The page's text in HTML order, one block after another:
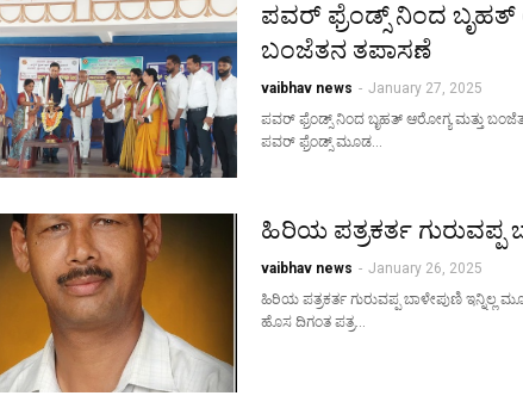
ಪವರ್ ಫ್ರೆಂಡ್ಸ್ ನಿಂದ ಬೃಹತ್
ಬಂಜೆತನ ತಪಾಸಣೆ
vaibhav news - January 27, 2025
ಪವರ್ ಫ್ರೆಂಡ್ಸ್ ನಿಂದ ಬೃಹತ್ ಆರೋಗ್ಯ ಮತ್ತು
ಪವರ್ ಫ್ರೆಂಡ್ಸ್‌ ಮೂಡ…
ಹಿರಿಯ ಪತ್ರಕರ್ತ ಗುರುವಪ್ಪ
vaibhav news - January 26, 2025
ಹಿರಿಯ ಪತ್ರಕರ್ತ ಗುರುವಪ್ಪ ಬಾಳೇಪುಣಿ ಇನ್ನಿಲ್ಲ
ಹೊಸ ದಿಗಂತ ಪತ್ರ…